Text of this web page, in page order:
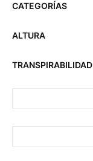
CATEGORÍAS
ALTURA
TRANSPIRABILIDAD